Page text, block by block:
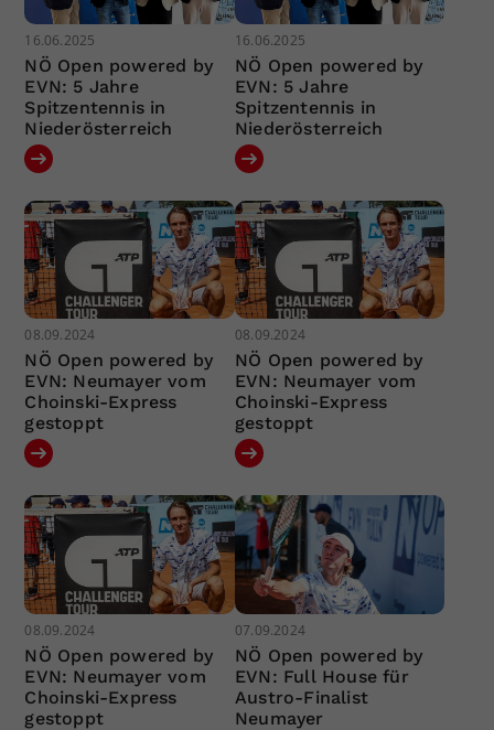
16.06.2025
NÖ Open powered by
EVN: 5 Jahre
Spitzentennis in
Niederösterreich
16.06.2025
NÖ Open powered by
EVN: 5 Jahre
Spitzentennis in
Niederösterreich
08.09.2024
NÖ Open powered by
EVN: Neumayer vom
Choinski-Express
gestoppt
08.09.2024
NÖ Open powered by
EVN: Neumayer vom
Choinski-Express
gestoppt
08.09.2024
NÖ Open powered by
EVN: Neumayer vom
Choinski-Express
gestoppt
07.09.2024
NÖ Open powered by
EVN: Full House für
Austro-Finalist
Neumayer